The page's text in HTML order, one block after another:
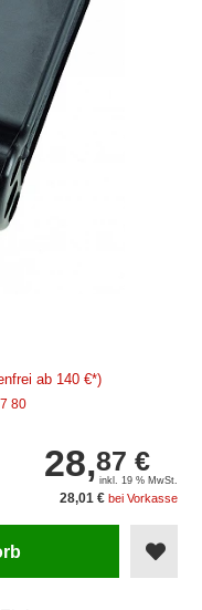
ab 140 €*)
80
28,87 €
inkl. 19 % MwSt.
28,01 € bei Vorkasse